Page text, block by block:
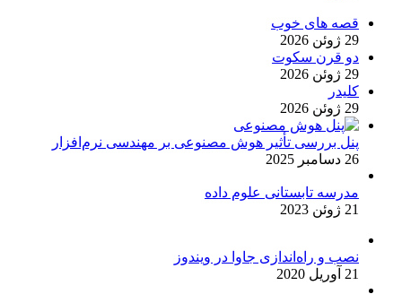
قصه های خوب
29 ژوئن 2026
دو قرن سکوت
29 ژوئن 2026
کلیدر
29 ژوئن 2026
پنل بررسی تأثیر هوش مصنوعی بر مهندسی نرم‌افزار
26 دسامبر 2025
مدرسه تابستانی علوم داده
21 ژوئن 2023
نصب و راه‌اندازی جاوا در ویندوز
21 آوریل 2020